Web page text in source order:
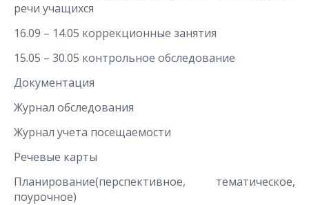
речи учащихся
16.09 – 14.05 коррекционные занятия
15.05 – 30.05 контрольное обследование
Документация
Журнал обследования
Журнал учета посещаемости
Речевые карты
Планирование(перспективное, тематическое,
поурочное)